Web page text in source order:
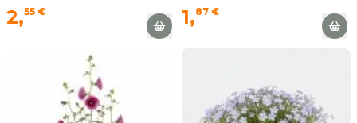
2,55 € 1,87 €